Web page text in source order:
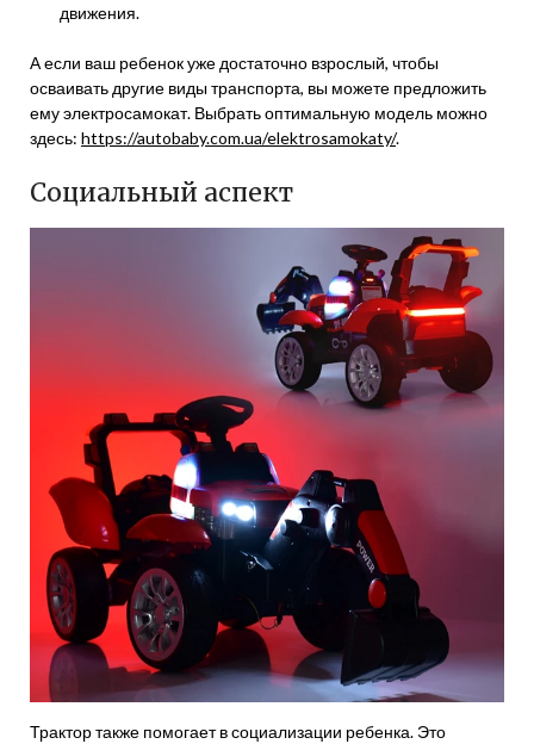
движения.
А если ваш ребенок уже достаточно взрослый, чтобы
осваивать другие виды транспорта, вы можете предложить
ему электросамокат. Выбрать оптимальную модель можно
здесь: https://autobaby.com.ua/elektrosamokaty/.
Социальный аспект
Трактор также помогает в социализации ребенка. Это